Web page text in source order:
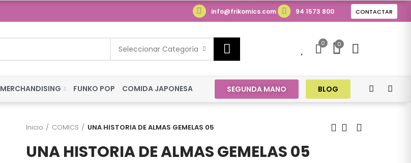
info@frikomics.com 94 1573 800 CONTACTAR
Seleccionar Categoría
0 0
MERCHANDISING FUNKO POP COMIDA JAPONESA SEGUNDA MANO BLOG
Inicio COMICS UNA HISTORIA DE ALMAS GEMELAS 05
UNA HISTORIA DE ALMAS GEMELAS 05